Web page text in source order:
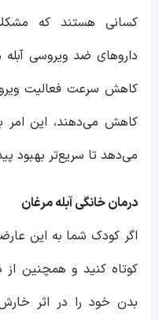
کسانی هستند که
داروهای ضد ویروسی آبله
کاهش سرعت فعالیت
کاهش می‌دهند، این امر
می‌دهد تا سریع‌تر بهبود
درمان خانگی آبله مرغان
اگر کودک شما به این
کوتاه کنید و همچنین
بدن خود را در اثر